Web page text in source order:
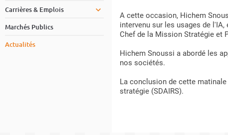
Carrières & Emplois
Marchés Publics
Actualités
A cette occasion, Hichem
intervenu sur les usages de
Chef de la Mission Stratégie et
Hichem Snoussi a abordé les
nos sociétés.
La conclusion de cette
stratégie (SDAIRS).